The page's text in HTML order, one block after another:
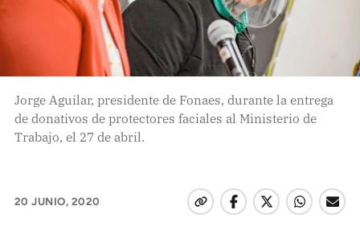
Pon tu lupa sobre lo
que importa
Jorge Aguilar, presidente de Fonaes, durante la entrega
de donativos de protectores faciales al Ministerio de
Trabajo, el 27 de abril.
20 JUNIO, 2020